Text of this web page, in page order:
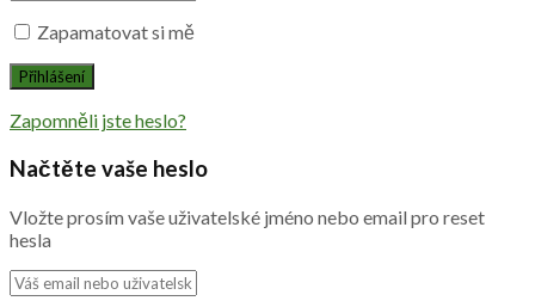
Zapamatovat si mě
Zapomněli jste heslo?
Načtěte vaše heslo
Vložte prosím vaše uživatelské jméno nebo email pro reset
hesla